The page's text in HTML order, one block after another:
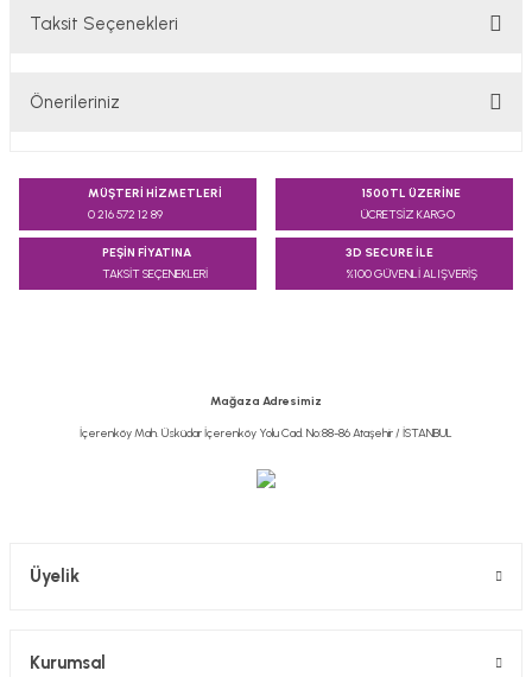
Taksit Seçenekleri
Önerileriniz
konularda yetersiz gördüğünüz noktaları öneri formunu
kullanarak tarafımıza iletebilirsiniz.
Ürün resmi kalitesiz, bozuk veya görüntülenemiyor.
MÜŞTERİ HİZMETLERİ
0 216 572 12 89
1500TL ÜZERİNE
ÜCRETSİZ KARGO
PEŞİN FİYATINA
TAKSİT SEÇENEKLERİ
3D SECURE İLE
%100 GÜVENLİ ALIŞVERİŞ
Mağaza Adresimiz
İçerenköy Mah. Üsküdar İçerenköy Yolu Cad. No:88-86 Ataşehir / İSTANBUL
Üyelik
Kurumsal